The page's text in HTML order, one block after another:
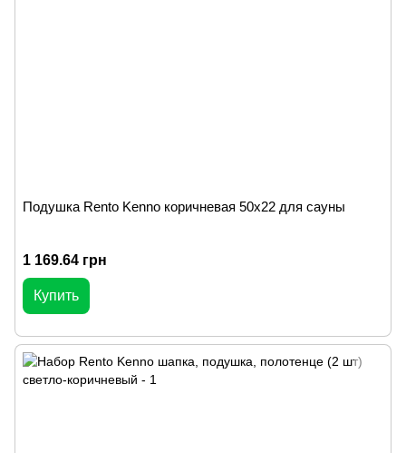
Подушка Rento Kenno коричневая 50х22 для сауны
1 169.64 грн
Купить